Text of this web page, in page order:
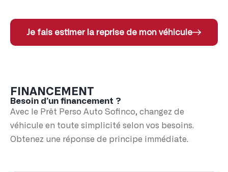
Je fais estimer la reprise de mon véhicule
FINANCEMENT
Besoin d’un financement ?
Avec le Prêt Perso Auto Sofinco, changez de
véhicule en toute simplicité selon vos besoins.
Obtenez une réponse de principe immédiate.